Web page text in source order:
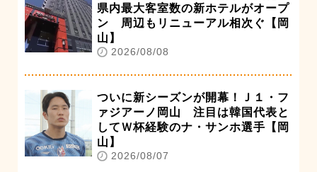
県内最大客室数の新ホテルがオープ
ン 周辺もリニューアル相次ぐ【岡
山】
2026/08/08
ついに新シーズンが開幕！Ｊ１・フ
ァジアーノ岡山 注目は韓国代表と
してＷ杯経験のナ・サンホ選手【岡
山】
2026/08/07